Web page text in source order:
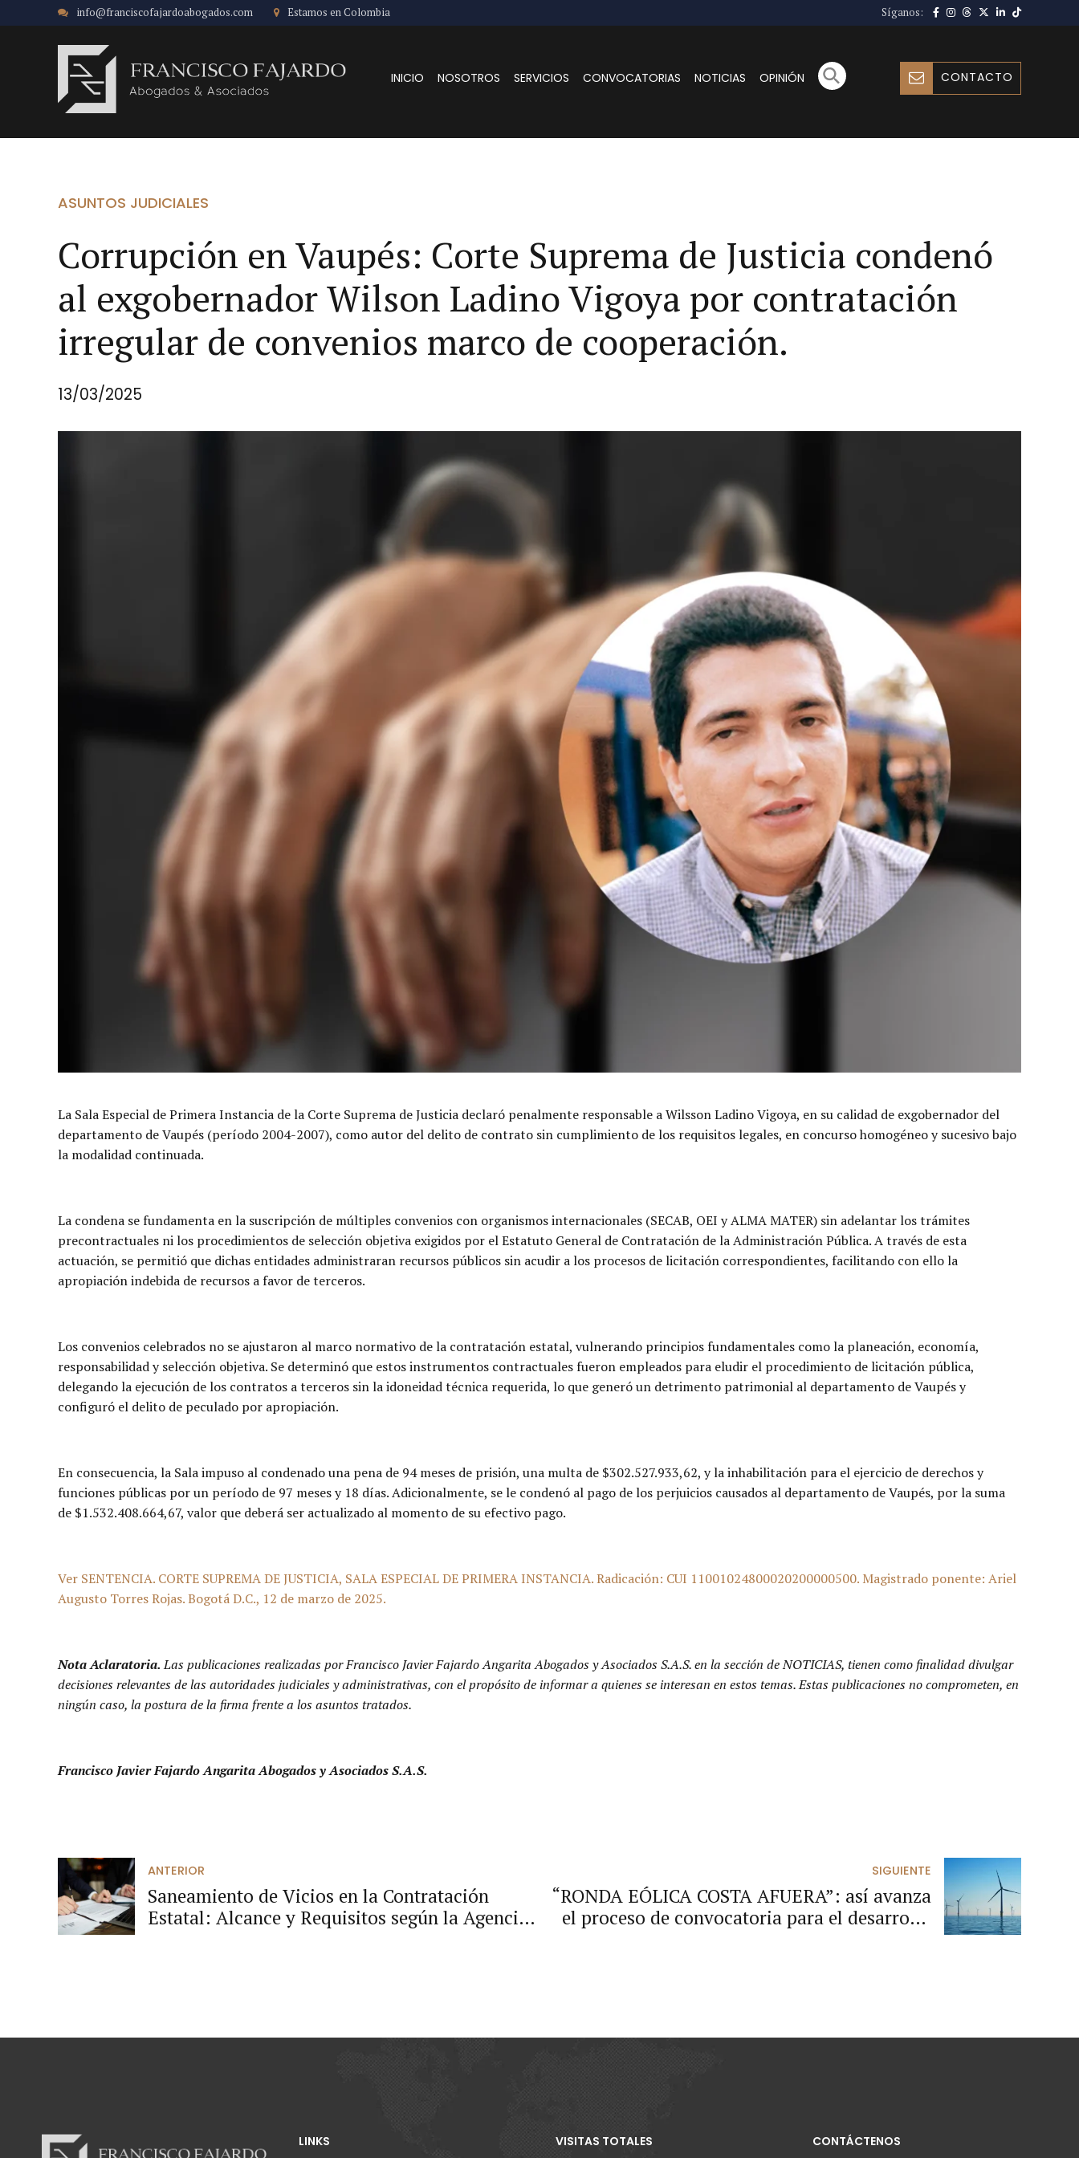
info@franciscofajardoabogados.com Estamos en Colombia Síganos:
CONTACTO
INICIO NOSOTROS SERVICIOS CONVOCATORIAS NOTICIAS OPINIÓN
ASUNTOS JUDICIALES
Corrupción en Vaupés: Corte Suprema de Justicia condenó
al exgobernador Wilson Ladino Vigoya por contratación
irregular de convenios marco de cooperación.
13/03/2025
La Sala Especial de Primera Instancia de la Corte Suprema de Justicia declaró penalmente responsable a Wilsson Ladino Vigoya, en su calidad de exgobernador del
departamento de Vaupés (período 2004-2007), como autor del delito de contrato sin cumplimiento de los requisitos legales, en concurso homogéneo y sucesivo bajo
la modalidad continuada.
La condena se fundamenta en la suscripción de múltiples convenios con organismos internacionales (SECAB, OEI y ALMA MATER) sin adelantar los trámites
precontractuales ni los procedimientos de selección objetiva exigidos por el Estatuto General de Contratación de la Administración Pública. A través de esta
actuación, se permitió que dichas entidades administraran recursos públicos sin acudir a los procesos de licitación correspondientes, facilitando con ello la
apropiación indebida de recursos a favor de terceros.
Los convenios celebrados no se ajustaron al marco normativo de la contratación estatal, vulnerando principios fundamentales como la planeación, economía,
responsabilidad y selección objetiva. Se determinó que estos instrumentos contractuales fueron empleados para eludir el procedimiento de licitación pública,
delegando la ejecución de los contratos a terceros sin la idoneidad técnica requerida, lo que generó un detrimento patrimonial al departamento de Vaupés y
configuró el delito de peculado por apropiación.
En consecuencia, la Sala impuso al condenado una pena de 94 meses de prisión, una multa de $302.527.933,62, y la inhabilitación para el ejercicio de derechos y
funciones públicas por un período de 97 meses y 18 días. Adicionalmente, se le condenó al pago de los perjuicios causados al departamento de Vaupés, por la suma
de $1.532.408.664,67, valor que deberá ser actualizado al momento de su efectivo pago.
Ver SENTENCIA. CORTE SUPREMA DE JUSTICIA, SALA ESPECIAL DE PRIMERA INSTANCIA. Radicación: CUI 11001024800020200000500. Magistrado ponente: Ariel
Augusto Torres Rojas. Bogotá D.C., 12 de marzo de 2025.
Nota Aclaratoria.Las publicaciones realizadas por Francisco Javier Fajardo Angarita Abogados y Asociados S.A.S. en la sección de NOTICIAS, tienen como finalidad divulgar
decisiones relevantes de las autoridades judiciales y administrativas, con el propósito de informar a quienes se interesan en estos temas. Estas publicaciones no comprometen, en
ningún caso, la postura de la firma frente a los asuntos tratados.
Francisco Javier Fajardo Angarita Abogados y Asociados S.A.S.
ANTERIOR
Saneamiento de Vicios en la Contratación
Estatal: Alcance y Requisitos según la Agencia
SIGUIENTE
“RONDA EÓLICA COSTA AFUERA”: así avanza
el proceso de convocatoria para el desarrollo
LINKS VISITAS TOTALES CONTÁCTENOS